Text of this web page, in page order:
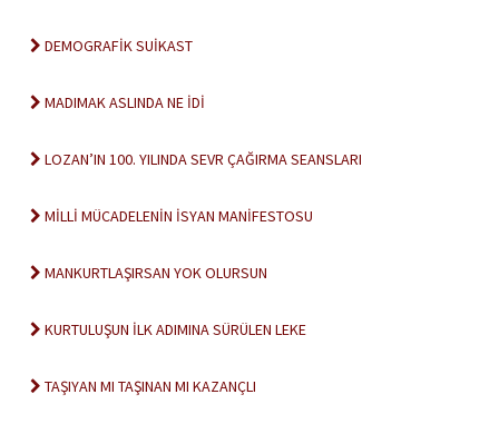
DEMOGRAFİK SUİKAST
MADIMAK ASLINDA NE İDİ
LOZAN’IN 100. YILINDA SEVR ÇAĞIRMA SEANSLARI
MİLLİ MÜCADELENİN İSYAN MANİFESTOSU
MANKURTLAŞIRSAN YOK OLURSUN
KURTULUŞUN İLK ADIMINA SÜRÜLEN LEKE
TAŞIYAN MI TAŞINAN MI KAZANÇLI